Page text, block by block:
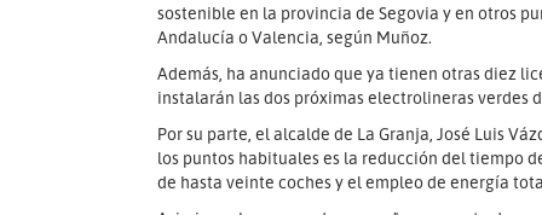
sostenible en la provincia de Segovia y en otros
Andalucía o Valencia, según Muñoz.
Además, ha anunciado que ya tienen otras diez
instalarán las dos próximas electrolineras verdes
Por su parte, el alcalde de La Granja, José Luis
los puntos habituales es la reducción del tiempo
de hasta veinte coches y el empleo de energía